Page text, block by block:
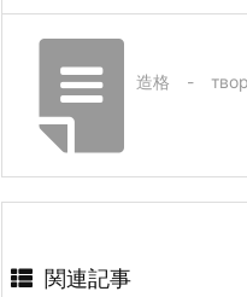
造格 -
関連記事